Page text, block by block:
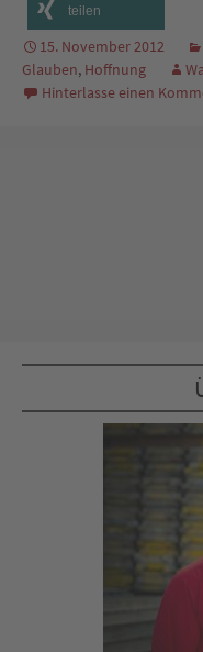
teilen
15. November 2012
Glauben, Hoffnung
Hinterlasse einen